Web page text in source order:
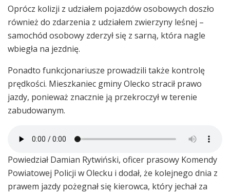
Oprócz kolizji z udziałem pojazdów osobowych doszło
również do zdarzenia z udziałem zwierzyny leśnej –
samochód osobowy zderzył się z sarną, która nagle
wbiegła na jezdnię.
Ponadto funkcjonariusze prowadzili także kontrolę
prędkości. Mieszkaniec gminy Olecko stracił prawo
jazdy, ponieważ znacznie ją przekroczył w terenie
zabudowanym.
Powiedział Damian Rytwiński, oficer prasowy Komendy
Powiatowej Policji w Olecku i dodał, że kolejnego dnia z
prawem jazdy pożegnał się kierowca, który jechał za